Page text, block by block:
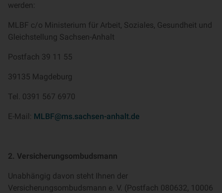
werden:
MLBF c/o Ministerium für Arbeit, Soziales, Gesundheit und
Gleichstellung Sachsen-Anhalt
Postfach 39 11 55
39135 Magdeburg
Tel. 0391 567 6970
E-Mail: MLBF@ms.sachsen-anhalt.de
2. Versicherungsombudsmann
Unabhängig davon steht Ihnen der
Versicherungsombudsmann e. V. (Postfach 080632, 10006